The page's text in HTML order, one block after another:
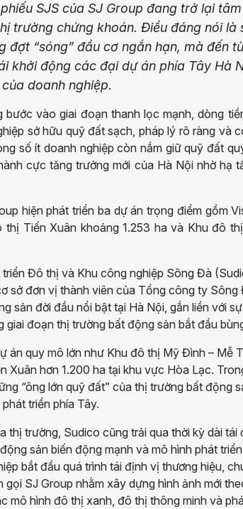
SJS của SJ Group đang trở lại
trường chứng khoán. Điều đáng nói là
“sóng” đầu cơ ngắn hạn, mà đến
khởi động các đại dự án phía Tây Hà
doanh nghiệp.
vào giai đoạn thanh lọc mạnh, dòng
sở hữu quỹ đất sạch, pháp lý rõ ràng và
số ít doanh nghiệp còn nắm giữ quỹ đất
cực tăng trưởng mới của Hà Nội nhờ hạ
hiện phát triển ba dự án trọng điểm gồm
Tiến Xuân khoảng 1.253 ha và Khu đô
Đô thị và Khu công nghiệp Sông Đà
sở đơn vị thành viên của Tổng công ty Sông
sản đời đầu nổi bật tại Hà Nội, gắn liền với
đoạn thị trường bất động sản bắt đầu
án quy mô lớn như Khu đô thị Mỹ Đình – Mễ
Xuân hơn 1.200 ha tại khu vực Hòa Lạc.
“ông lớn quỹ đất” của thị trường bất động
triển phía Tây.
thị trường, Sudico cũng trải qua thời kỳ dài tái
sản biến động mạnh và mô hình phát
bắt đầu quá trình tái định vị thương hiệu,
SJ Group nhằm xây dựng hình ảnh mới
mô hình đô thị xanh, đô thị thông minh và